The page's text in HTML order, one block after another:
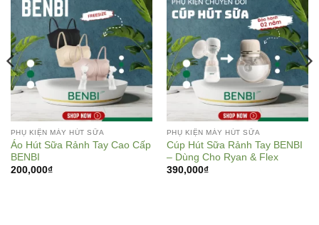
PHỤ KIỆN MÁY HÚT SỮA
Áo Hút Sữa Rảnh Tay Cao Cấp
BENBI
200,000₫
PHỤ KIỆN MÁY HÚT SỮA
Cúp Hút Sữa Rảnh Tay BENBI
– Dùng Cho Ryan & Flex
390,000₫